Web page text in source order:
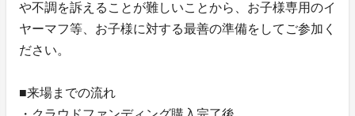
や不調を訴えることが難しいことから、お子様専用のイ
ヤーマフ等、お子様に対する最善の準備をしてご参加く
ださい。
■来場までの流れ